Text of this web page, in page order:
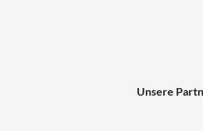
Unsere